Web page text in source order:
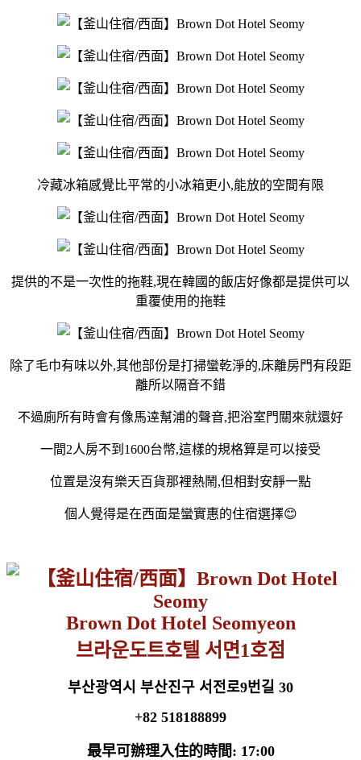
冷藏冰箱感覺比平常的小冰箱更小,能放的空間有限
提供的不是一次性的拖鞋,現在韓國的飯店好像都是提供可以
重覆使用的拖鞋
除了毛巾有味以外,其他部份是打掃蠻乾淨的,床離房門有段距
離所以隔音不錯
不過廁所有時會有像馬逹幫浦的聲音,把浴室門關來就還好
一間2人房不到1600台幣,這樣的規格算是可以接受
位置是沒有樂天百貨那裡熱鬧,但相對安靜一點
個人覺得是在西面是蠻實惠的住宿選擇😊
Brown Dot Hotel Seomyeon
브라운도트호텔 서면1호점
부산광역시 부산진구 서전로9번길 30
+82 518188899
最早可辦理入住的時間: 17:00